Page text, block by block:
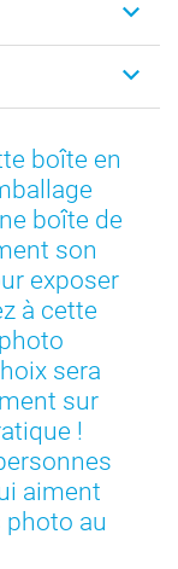
boîte en
boîte de
son
exposer
à cette
sera
sur
!
aiment
photo au